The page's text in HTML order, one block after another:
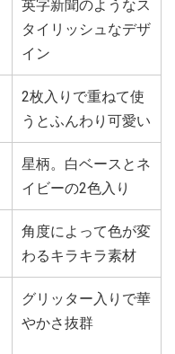
英字新聞のようなス
タイリッシュなデザ
イン
2枚入りで重ねて使
うとふんわり可愛い
星柄。白ベースとネ
イビーの2色入り
角度によって色が変
わるキラキラ素材
グリッター入りで華
やかさ抜群